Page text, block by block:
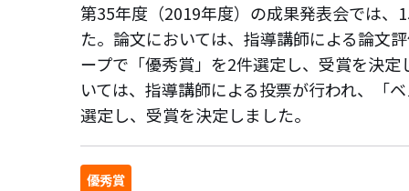
第35年度（2019年度）の成果発表会では
た。論文においては、指導講師による論文
ープで「優秀賞」を2件選定し、受賞を決
いては、指導講師による投票が行われ、「
選定し、受賞を決定しました。
優秀賞